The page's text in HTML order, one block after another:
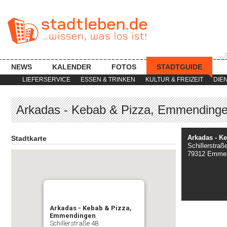
LIEFERSERVICE ESSEN & TRINKEN KULTUR & FREIZEIT
NEWS KALENDER FOTOS STADTGUIDE
Arkadas - Kebab & Pizza,
Stadtkarte
Arkadas - Kebab & Pizza,
Emmendingen
Schillerstraße 4B
Arkadas -
79312